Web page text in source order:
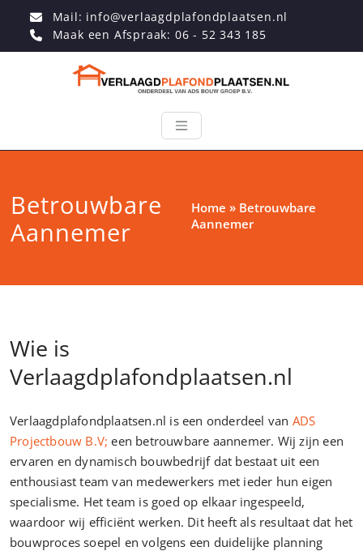
Mail: info@verlaagdplafondplaatsen.nl
Maak een Afspraak: 06 - 52 343 185
Betrouwbare
Aannemer
Home » Betrouwbare
Aannemer
Wie is
Verlaagdplafondplaatsen.nl
Verlaagdplafondplaatsen.nl is een onderdeel van ADS
Projectbouw B.V; een betrouwbare aannemer. Wij zijn een
ervaren en dynamisch bouwbedrijf dat bestaat uit een
enthousiast team van medewerkers met ieder hun eigen
specialisme. Het team is goed op elkaar ingespeeld,
waardoor wij efficiënt werken. Dit heeft als resultaat dat het
bouwproces soepel en volgens een duidelijke planning